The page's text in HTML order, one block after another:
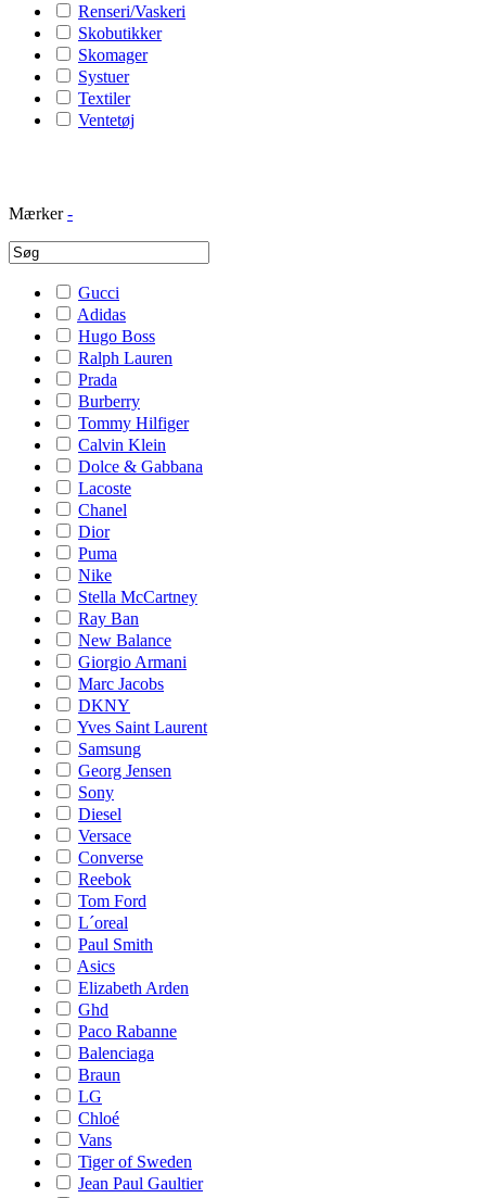
Renseri/Vaskeri
Skobutikker
Skomager
Systuer
Textiler
Ventetøj
Mærker -
Gucci
Adidas
Hugo Boss
Ralph Lauren
Prada
Burberry
Tommy Hilfiger
Calvin Klein
Dolce & Gabbana
Lacoste
Chanel
Dior
Puma
Nike
Stella McCartney
Ray Ban
New Balance
Giorgio Armani
Marc Jacobs
DKNY
Yves Saint Laurent
Samsung
Georg Jensen
Sony
Diesel
Versace
Converse
Reebok
Tom Ford
L´oreal
Paul Smith
Asics
Elizabeth Arden
Ghd
Paco Rabanne
Balenciaga
Braun
LG
Chloé
Vans
Tiger of Sweden
Jean Paul Gaultier